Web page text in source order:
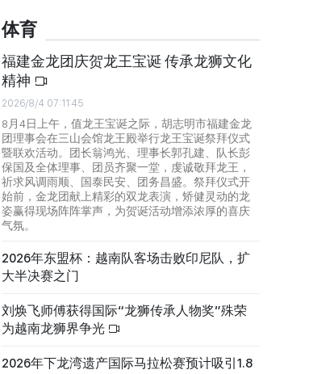
体育
福建金龙团庆贺龙王宝诞 传承龙狮文化
精神
2026/8/4 07:11:45
8月4日上午，值龙王宝诞之际，胡志明市福建金龙
团理事会在三山会馆龙王殿举行龙王宝诞祭拜仪式
暨联欢活动。团长翁鸿光、理事长郭孔建、队长彭
保国及全体理事、团员齐聚一堂，虔诚敬拜龙王，
祈求风调雨顺、国泰民安、团务昌盛。祭拜仪式开
始前，金龙团献上精彩的双龙表演，矫健灵动的龙
姿赢得现场阵阵掌声，为贺诞活动增添浓厚的喜庆
气氛。
2026年东盟杯：越南队客场击败印尼队，扩
大半决赛之门
刘焕飞师傅获得国际“龙狮传承人物奖”殊荣
为越南龙狮界争光
2026年下龙湾遗产国际马拉松赛预计吸引1.8